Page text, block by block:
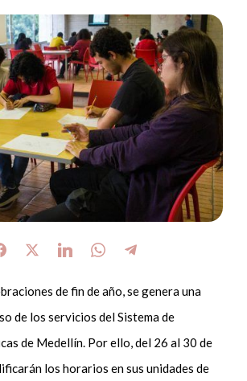
de fin de año, se genera una
de los servicios del Sistema de
de Medellín. Por ello, del 26 al 30 de
los horarios en sus unidades de